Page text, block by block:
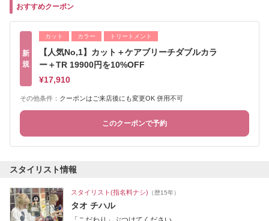
おすすめクーポン
新
規
カット カラー トリートメント
【人気No,1】カット＋ケアブリーチダブルカラ
ー＋TR 19900円を10%OFF
¥17,910
その他条件： クーポンはご来店後にも変更OK 併用不可
このクーポンで予約
スタイリスト情報
スタイリスト(指名料ナシ) （歴15年）
タオ チハル